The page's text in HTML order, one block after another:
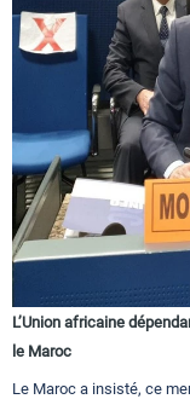
L’Union africaine
le Maroc
Le Maroc a insisté, ce